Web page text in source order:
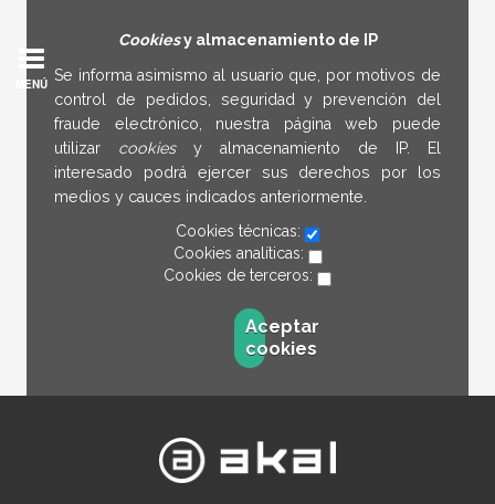
Cookiesy almacenamiento de IP
Se informa asimismo al usuario que, por motivos de
control de pedidos, seguridad y prevención del
fraude electrónico, nuestra página web puede
utilizar cookies y almacenamiento de IP. El
interesado podrá ejercer sus derechos por los
medios y cauces indicados anteriormente.
Cookies técnicas:
Cookies analíticas:
Cookies de terceros:
Aceptar
cookies
MENÚ